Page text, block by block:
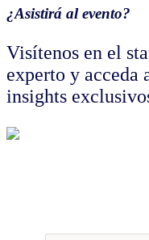
¿Asistirá al evento?
Visítenos en el
experto y acceda
insights